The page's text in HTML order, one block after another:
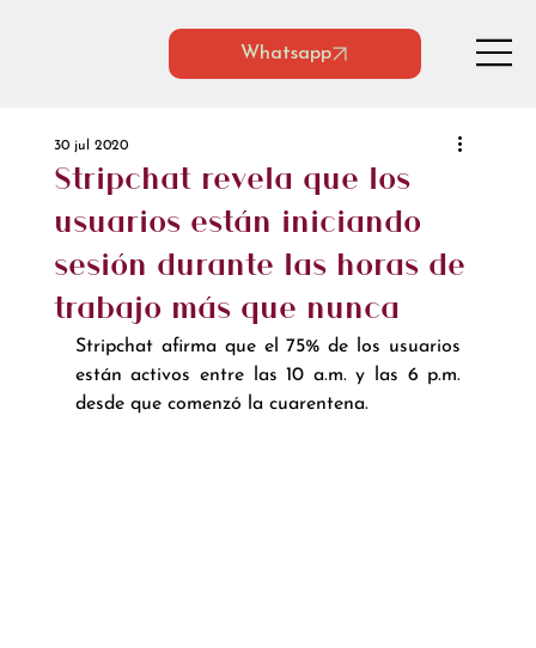
Whatsapp
Stripchat revela que los
usuarios están iniciando
sesión durante las horas de
trabajo más que nunca
30 jul 2020
Stripchat afirma que el 75% de los usuarios
están activos entre las 10 a.m. y las 6 p.m.
desde que comenzó la cuarentena.